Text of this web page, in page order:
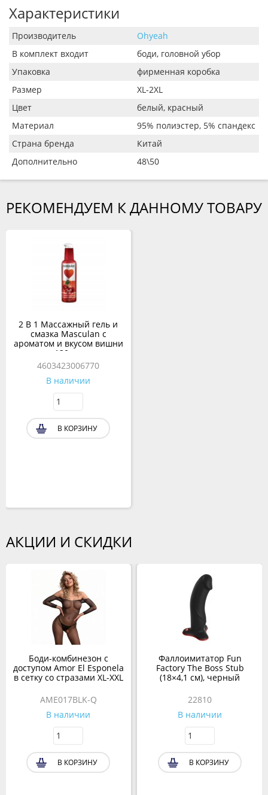
Характеристики
Производитель
Ohyeah
В комплект входит
боди, головной убор
Упаковка
фирменная коробка
Размер
XL-2XL
Цвет
белый, красный
Материал
95% полиэстер, 5% спандекс
Страна бренда
Китай
Дополнительно
48\50
РЕКОМЕНДУЕМ К ДАННОМУ ТОВАРУ
2 В 1 Массажный гель и
смазка Masculan с
ароматом и вкусом вишни
130 мл
4603423006770
В наличии
В КОРЗИНУ
АКЦИИ И СКИДКИ
Боди-комбинезон с
доступом Amor El Esponela
в сетку со стразами XL-XXL
AME017BLK-Q
В наличии
В КОРЗИНУ
Фаллоимитатор Fun
Factory The Boss Stub
(18×4,1 см), черный
22810
В наличии
В КОРЗИНУ